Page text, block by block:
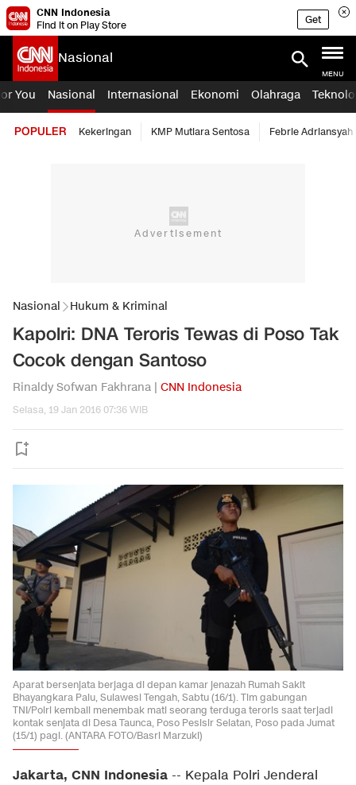
CNN Indonesia
Find it on Play Store
Get
Nasional
MENU
You Nasional Internasional Ekonomi Olahraga
POPULER Kekeringan KMP Mutiara Sentosa Febrie Adriansyah
Nasional Hukum & Kriminal
Kapolri: DNA Teroris Tewas di Poso Tak
Cocok dengan Santoso
Rinaldy Sofwan Fakhrana | CNN Indonesia
Selasa, 19 Jan 2016 07:36 WIB
Aparat bersenjata berjaga di depan kamar jenazah Rumah Sakit
Bhayangkara Palu, Sulawesi Tengah, Sabtu (16/1). Tim gabungan
TNI/Polri kembali menembak mati seorang terduga teroris saat terjadi
kontak senjata di Desa Taunca, Poso Pesisir Selatan, Poso pada Jumat
(15/1) pagi. (ANTARA FOTO/Basri Marzuki)
Jakarta, CNN Indonesia -- Kepala Polri Jenderal